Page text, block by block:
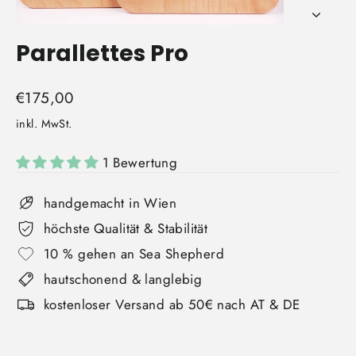
Parallettes Pro
Normaler
Preis
€175,00
inkl. MwSt.
1 Bewertung
handgemacht in Wien
höchste Qualität & Stabilität
10 % gehen an Sea Shepherd
hautschonend & langlebig
kostenloser Versand ab 50€ nach AT & DE